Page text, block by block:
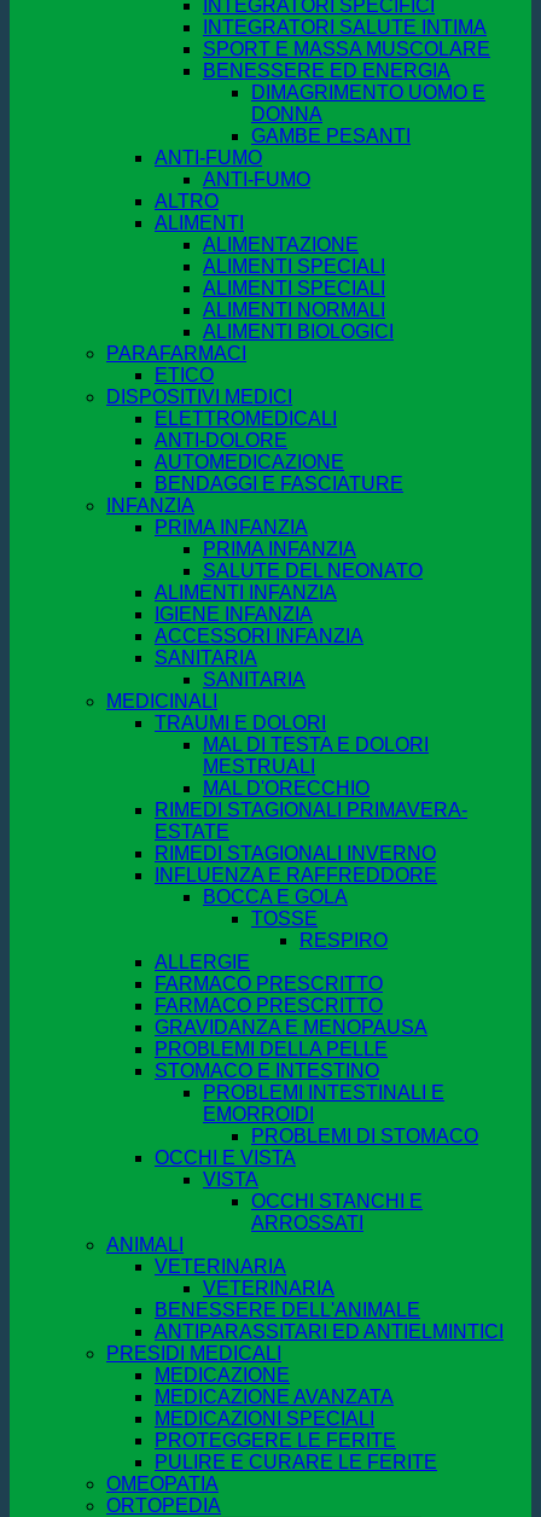
INTEGRATORI SPECIFICI
INTEGRATORI SALUTE INTIMA
SPORT E MASSA MUSCOLARE
BENESSERE ED ENERGIA
DIMAGRIMENTO UOMO E
DONNA
GAMBE PESANTI
ANTI-FUMO
ANTI-FUMO
ALTRO
ALIMENTI
ALIMENTAZIONE
ALIMENTI SPECIALI
ALIMENTI SPECIALI
ALIMENTI NORMALI
ALIMENTI BIOLOGICI
PARAFARMACI
ETICO
DISPOSITIVI MEDICI
ELETTROMEDICALI
ANTI-DOLORE
AUTOMEDICAZIONE
BENDAGGI E FASCIATURE
INFANZIA
PRIMA INFANZIA
PRIMA INFANZIA
SALUTE DEL NEONATO
ALIMENTI INFANZIA
IGIENE INFANZIA
ACCESSORI INFANZIA
SANITARIA
SANITARIA
MEDICINALI
TRAUMI E DOLORI
MAL DI TESTA E DOLORI
MESTRUALI
MAL D'ORECCHIO
RIMEDI STAGIONALI PRIMAVERA-
ESTATE
RIMEDI STAGIONALI INVERNO
INFLUENZA E RAFFREDDORE
BOCCA E GOLA
TOSSE
RESPIRO
ALLERGIE
FARMACO PRESCRITTO
FARMACO PRESCRITTO
GRAVIDANZA E MENOPAUSA
PROBLEMI DELLA PELLE
STOMACO E INTESTINO
PROBLEMI INTESTINALI E
EMORROIDI
PROBLEMI DI STOMACO
OCCHI E VISTA
VISTA
OCCHI STANCHI E
ARROSSATI
ANIMALI
VETERINARIA
VETERINARIA
BENESSERE DELL'ANIMALE
ANTIPARASSITARI ED ANTIELMINTICI
PRESIDI MEDICALI
MEDICAZIONE
MEDICAZIONE AVANZATA
MEDICAZIONI SPECIALI
PROTEGGERE LE FERITE
PULIRE E CURARE LE FERITE
OMEOPATIA
ORTOPEDIA